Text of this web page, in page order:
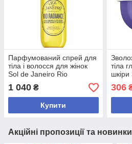
Парфумований спрей для
тіла і волосся для жінок
Sol de Janeiro Rio
Radiance 90 мл
1 040 ₴
Купити
тіла
25ml
306
Акційні пропозиції та новинки